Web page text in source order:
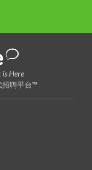
is Here
招聘平台™